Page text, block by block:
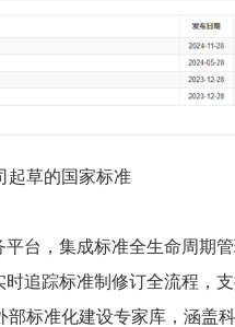
起草的国家标准
台，集成标准全生命周期
追踪标准制修订全流程，
部标准化建设专家库，涵盖